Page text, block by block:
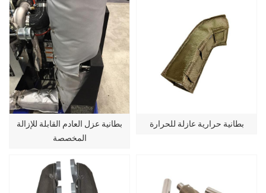
بطانية عزل العادم القابلة للإزالة
المخصصة
بطانية حرارية عازلة للحرارة